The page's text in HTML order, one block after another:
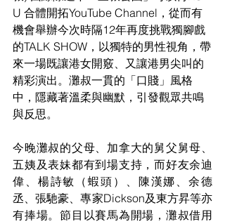
U 合體開拓YouTube Channel，從而有
機會舉辦今次時隔12年再度挑戰獨腳戲
的TALK SHOW，以獨特的男性視角，帶
來一場既讓港女開竅、又讓港男尖叫的
精彩演出。灘叔一貫的「口賤」風格
中，隱藏著溫柔與幽默，引發觀眾共鳴
與反思。
今晚灘叔的父母、加拿大的舅父舅母、
五姨及表妹都有到場支持，而好友余迪
偉、楊詩敏（蝦頭）、陳漢娜、余德
丞、張馳豪、專家Dickson及東方昇等亦
有捧場。節目以賽馬為開場，灘叔借用